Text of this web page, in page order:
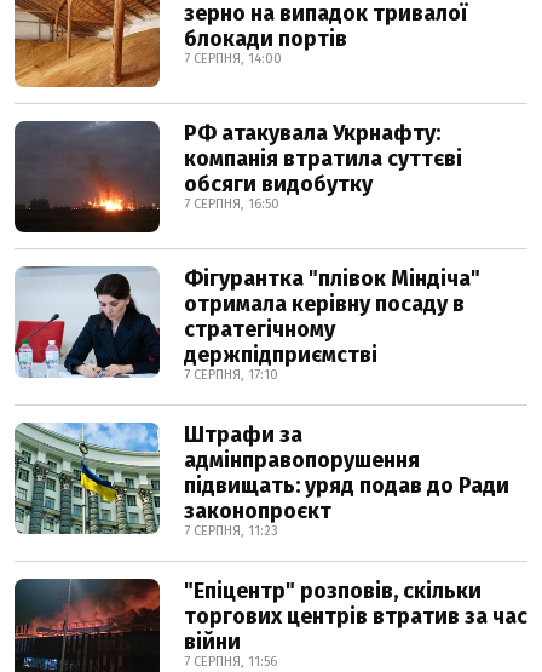
зерно на випадок тривалої
блокади портів
7 СЕРПНЯ, 14:00
РФ атакувала Укрнафту:
компанія втратила суттєві
обсяги видобутку
7 СЕРПНЯ, 16:50
Фігурантка "плівок Міндіча"
отримала керівну посаду в
стратегічному
держпідприємстві
7 СЕРПНЯ, 17:10
Штрафи за
адмінправопорушення
підвищать: уряд подав до Ради
законопроєкт
7 СЕРПНЯ, 11:23
"Епіцентр" розповів, скільки
торгових центрів втратив за час
війни
7 СЕРПНЯ, 11:56